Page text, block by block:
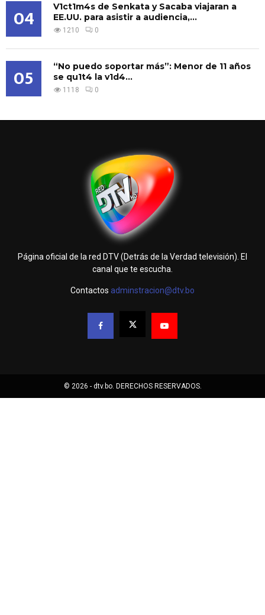
04
V1ct1m4s de Senkata y Sacaba viajaran a
EE.UU. para asistir a audiencia,...
1210 0
05
“No puedo soportar más”: Menor de 11 años
se qu1t4 la v1d4...
1118 0
Página oficial de la red DTV (Detrás de la Verdad televisión). El
canal que te escucha.
Contactos adminstracion@dtv.bo
© 2026 - dtv.bo. DERECHOS RESERVADOS.